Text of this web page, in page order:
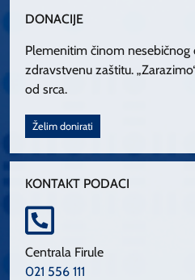
DONACIJE
Plemenitim činom
zdravstvenu zaštitu.
od srca.
Želim donirati
KONTAKT PODACI
Centrala Firule
021 556 111